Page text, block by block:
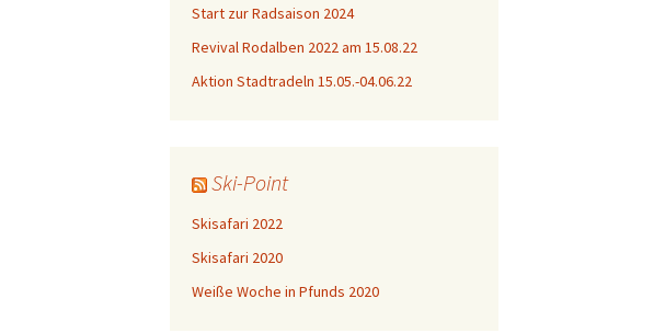
Start zur Radsaison 2024
Revival Rodalben 2022 am 15.08.22
Aktion Stadtradeln 15.05.-04.06.22
Ski-Point
Skisafari 2022
Skisafari 2020
Weiße Woche in Pfunds 2020